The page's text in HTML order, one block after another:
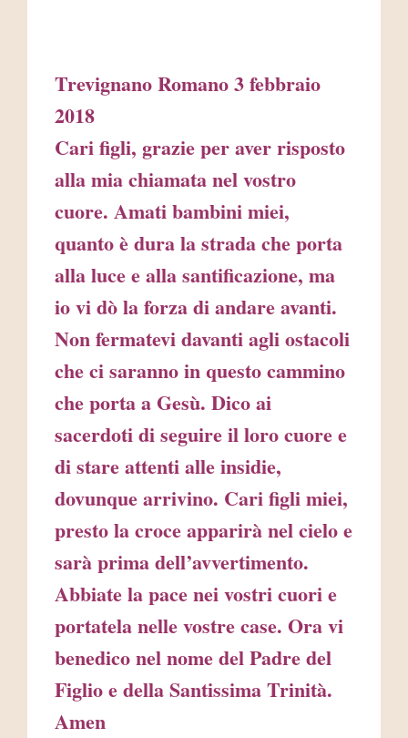
Trevignano Romano 3 febbraio
2018
Cari figli, grazie per aver risposto
alla mia chiamata nel vostro
cuore. Amati bambini miei,
quanto è dura la strada che porta
alla luce e alla santificazione, ma
io vi dò la forza di andare avanti.
Non fermatevi davanti agli ostacoli
che ci saranno in questo cammino
che porta a Gesù. Dico ai
sacerdoti di seguire il loro cuore e
di stare attenti alle insidie,
dovunque arrivino. Cari figli miei,
presto la croce apparirà nel cielo e
sarà prima dell’avvertimento.
Abbiate la pace nei vostri cuori e
portatela nelle vostre case. Ora vi
benedico nel nome del Padre del
Figlio e della Santissima Trinità.
Amen